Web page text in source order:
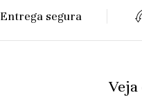
Entrega segura